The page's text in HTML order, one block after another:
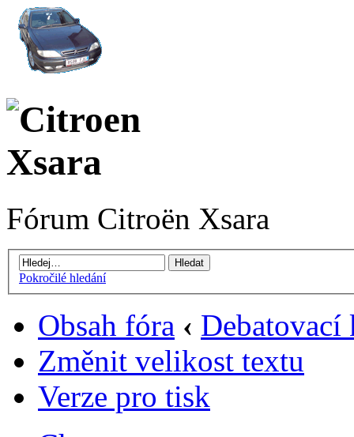
Fórum Citroën Xsara
Pokročilé hledání
Obsah fóra ‹ Debatovací
Změnit velikost textu
Verze pro tisk